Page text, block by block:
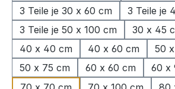
3 Teile je 30 x 60 cm
3 Teile je
3 Teile je 50 x 100 cm
30 x 45
40 x 40 cm
40 x 60 cm
50
50 x 75 cm
60 x 60 cm
60 x